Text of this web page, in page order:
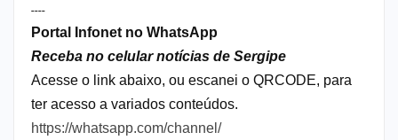
----
Portal Infonet no WhatsApp
Receba no celular notícias de Sergipe
Acesse o link abaixo, ou escanei o QRCODE, para
ter acesso a variados conteúdos.
https://whatsapp.com/channel/